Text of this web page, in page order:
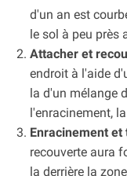
d'un an est
le sol à peu près
Attacher et
endroit à l'aide
la d'un mélange
l'enracinement,
Enracinement et
recouverte aura
la derrière la